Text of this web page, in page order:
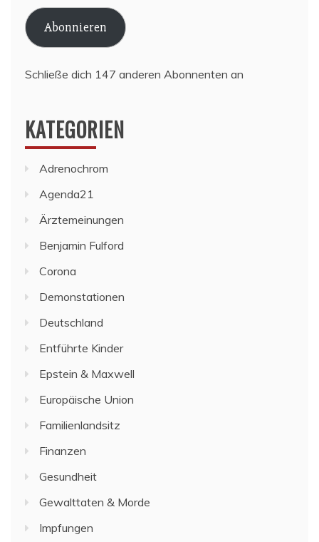
Adresse
Abonnieren
Schließe dich 147 anderen Abonnenten an
KATEGORIEN
Adrenochrom
Agenda21
Ärztemeinungen
Benjamin Fulford
Corona
Demonstationen
Deutschland
Entführte Kinder
Epstein & Maxwell
Europäische Union
Familienlandsitz
Finanzen
Gesundheit
Gewalttaten & Morde
Impfungen